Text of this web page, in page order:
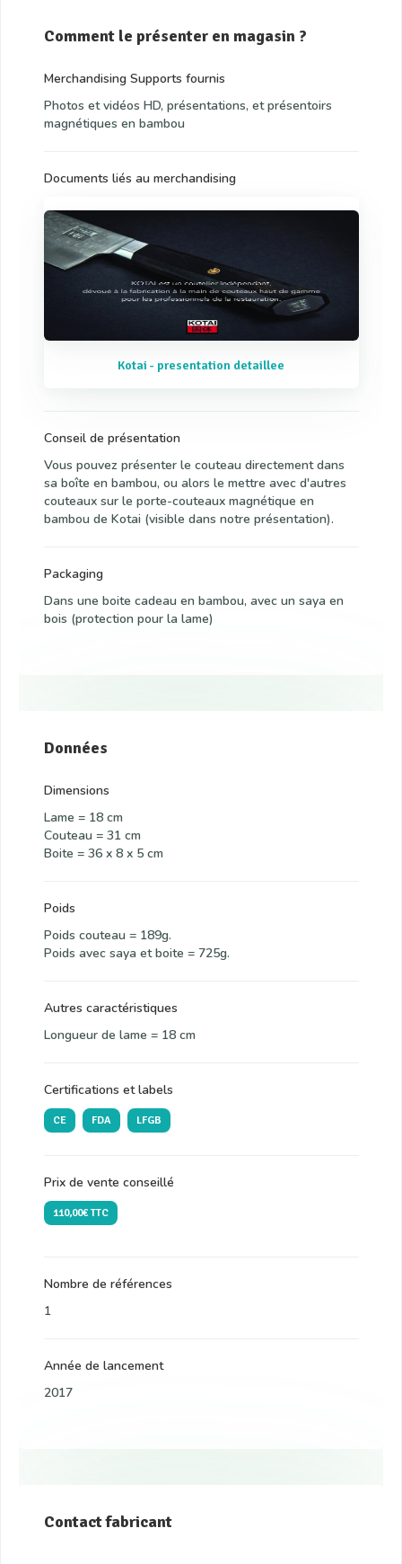
Comment le présenter en magasin ?
Merchandising Supports fournis
Photos et vidéos HD, présentations, et présentoirs
magnétiques en bambou
Documents liés au merchandising
Kotai - presentation detaillee
Conseil de présentation
Vous pouvez présenter le couteau directement dans
sa boîte en bambou, ou alors le mettre avec d'autres
couteaux sur le porte-couteaux magnétique en
bambou de Kotai (visible dans notre présentation).
Packaging
Dans une boite cadeau en bambou, avec un saya en
bois (protection pour la lame)
Données
Dimensions
Lame = 18 cm
Couteau = 31 cm
Boite = 36 x 8 x 5 cm
Poids
Poids couteau = 189g.
Poids avec saya et boite = 725g.
Autres caractéristiques
Longueur de lame = 18 cm
Certifications et labels
CE FDA LFGB
Prix de vente conseillé
110,00€ TTC
Nombre de références
1
Année de lancement
2017
Contact fabricant